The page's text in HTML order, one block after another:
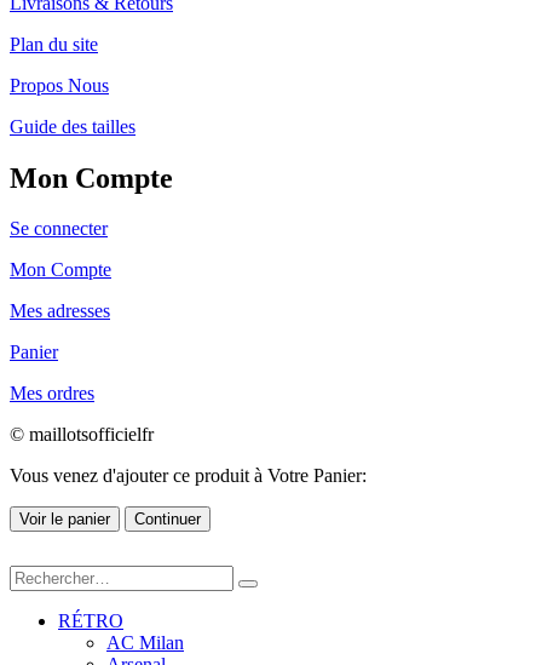
Plan du site
Propos Nous
Guide des tailles
Mon Compte
Se connecter
Mon Compte
Mes adresses
Panier
Mes ordres
© maillotsofficielfr
Vous venez d'ajouter ce produit à Votre Panier:
Voir le panier Continuer
RÉTRO
AC Milan